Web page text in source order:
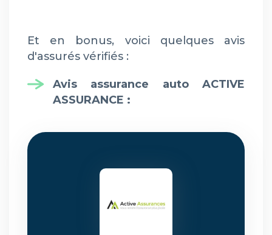
Et en bonus, voici quelquesavis
d'assurés vérifiés :
Avis assurance auto ACTIVE
ASSURANCE :